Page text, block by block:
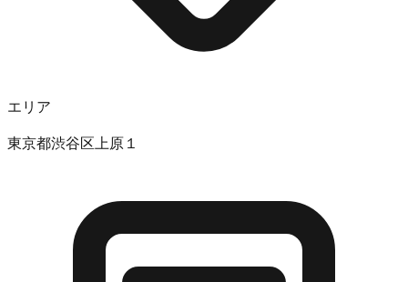
エリア
東京都渋谷区上原１